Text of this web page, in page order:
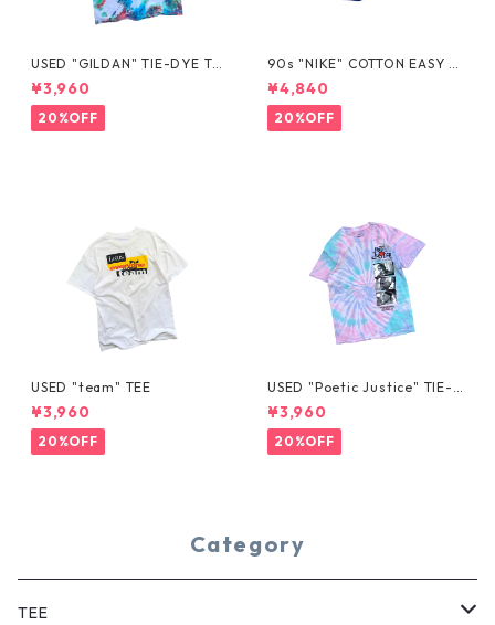
USED "GILDAN" TIE-DYE TE
E
¥3,960
20%OFF
90s "NIKE" COTTON EASY S
HORTS
¥4,840
20%OFF
USED "team" TEE
¥3,960
20%OFF
USED "Poetic Justice" TIE-D
YE TEE
¥3,960
20%OFF
Category
TEE